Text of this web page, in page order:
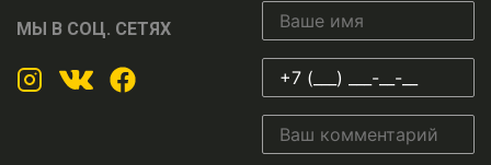
МЫ В СОЦ. СЕТЯХ